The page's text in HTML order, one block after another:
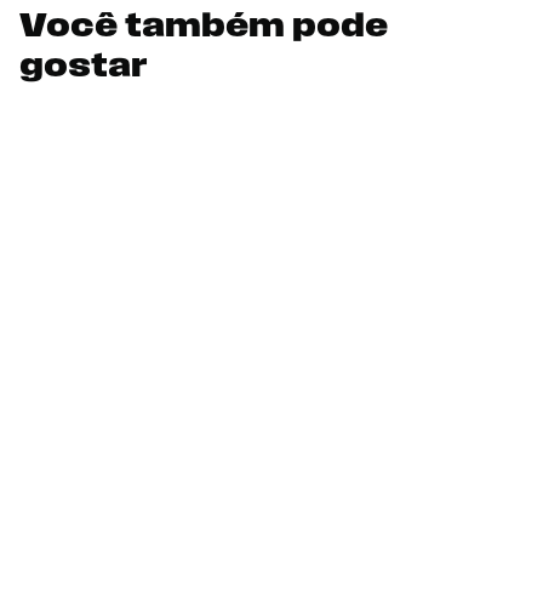
Você também pode
gostar